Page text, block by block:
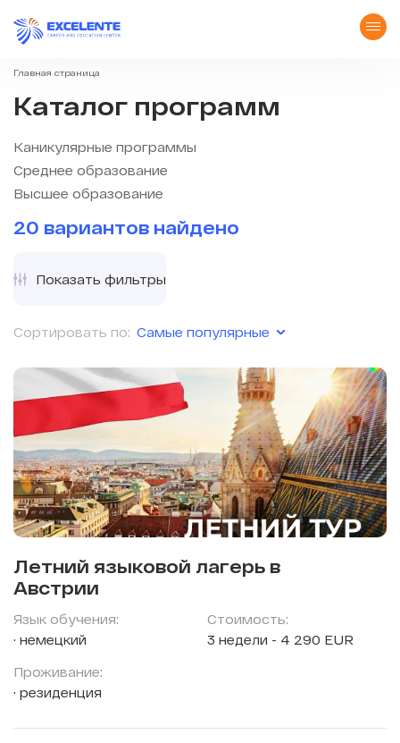
Главная страница
Каталог программ
Каникулярные программы
Среднее образование
Высшее образование
20 вариантов найдено
Сортировать по: Самые популярные
Показать фильтры
Летний языковой лагерь в
Австрии
Язык обучения:
немецкий
Проживание:
резиденция
Стоимость:
3 недели - 4 290 EUR